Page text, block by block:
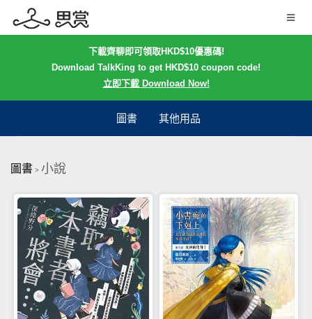
下載齊聊即可領取HKD$10優惠碼!
Download TalkKing to get HKD$10 coupon code!
立即下載 Download Now!
圖書 其他用品
圖書 > 小說